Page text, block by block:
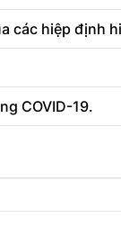
các hiệp định
COVID-19.